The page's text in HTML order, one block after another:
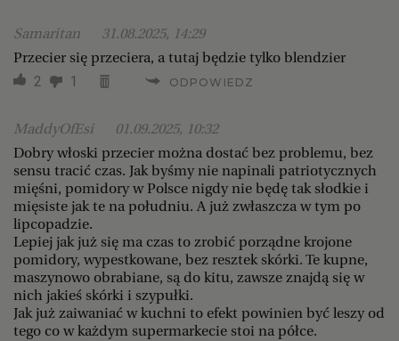
Samaritan
31.08.2025, 14:29
Przecier się przeciera, a tutaj będzie tylko blendzier
2 1 ODPOWIEDZ
MaddyOfEsi
01.09.2025, 10:32
Dobry włoski przecier można dostać bez problemu, bez
sensu tracić czas. Jak byśmy nie napinali patriotycznych
mięśni, pomidory w Polsce nigdy nie będę tak słodkie i
mięsiste jak te na południu. A już zwłaszcza w tym po
lipcopadzie.
Lepiej jak już się ma czas to zrobić porządne krojone
pomidory, wypestkowane, bez resztek skórki. Te kupne,
maszynowo obrabiane, są do kitu, zawsze znajdą się w
nich jakieś skórki i szypułki.
Jak już zaiwaniać w kuchni to efekt powinien być leszy od
tego co w każdym supermarkecie stoi na półce.